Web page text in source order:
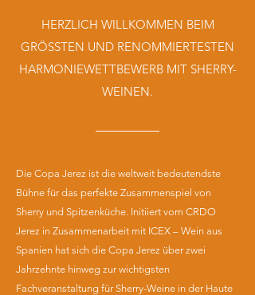
HERZLICH WILLKOMMEN BEIM
GRÖSSTEN UND RENOMMIERTESTEN
HARMONIEWETTBEWERB MIT SHERRY-
WEINEN.
Die Copa Jerez ist die weltweit bedeutendste
Bühne für das perfekte Zusammenspiel von
Sherry und Spitzenküche. Initiiert vom CRDO
Jerez in Zusammenarbeit mit ICEX – Wein aus
Spanien hat sich die Copa Jerez über zwei
Jahrzehnte hinweg zur wichtigsten
Fachveranstaltung für Sherry-Weine in der Haute